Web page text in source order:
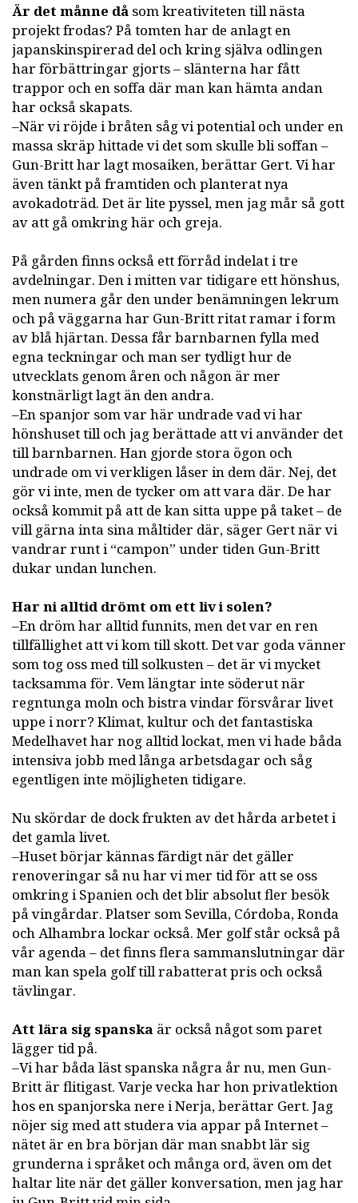
Är det månne då som kreativiteten till nästa
projekt frodas? På tomten har de anlagt en
japanskinspirerad del och kring själva odlingen
har förbättringar gjorts – slänterna har fått
trappor och en soffa där man kan hämta andan
har också skapats.
–När vi röjde i bråten såg vi potential och under en
massa skräp hittade vi det som skulle bli soffan –
Gun-Britt har lagt mosaiken, berättar Gert. Vi har
även tänkt på framtiden och planterat nya
avokadoträd. Det är lite pyssel, men jag mår så gott
av att gå omkring här och greja.
På gården finns också ett förråd indelat i tre
avdelningar. Den i mitten var tidigare ett hönshus,
men numera går den under benämningen lekrum
och på väggarna har Gun-Britt ritat ramar i form
av blå hjärtan. Dessa får barnbarnen fylla med
egna teckningar och man ser tydligt hur de
utvecklats genom åren och någon är mer
konstnärligt lagt än den andra.
–En spanjor som var här undrade vad vi har
hönshuset till och jag berättade att vi använder det
till barnbarnen. Han gjorde stora ögon och
undrade om vi verkligen låser in dem där. Nej, det
gör vi inte, men de tycker om att vara där. De har
också kommit på att de kan sitta uppe på taket – de
vill gärna inta sina måltider där, säger Gert när vi
vandrar runt i “campon” under tiden Gun-Britt
dukar undan lunchen.
Har ni alltid drömt om ett liv i solen?
–En dröm har alltid funnits, men det var en ren
tillfällighet att vi kom till skott. Det var goda vänner
som tog oss med till solkusten – det är vi mycket
tacksamma för. Vem längtar inte söderut när
regntunga moln och bistra vindar försvårar livet
uppe i norr? Klimat, kultur och det fantastiska
Medelhavet har nog alltid lockat, men vi hade båda
intensiva jobb med långa arbetsdagar och såg
egentligen inte möjligheten tidigare.
Nu skördar de dock frukten av det hårda arbetet i
det gamla livet.
–Huset börjar kännas färdigt när det gäller
renoveringar så nu har vi mer tid för att se oss
omkring i Spanien och det blir absolut fler besök
på vingårdar. Platser som Sevilla, Córdoba, Ronda
och Alhambra lockar också. Mer golf står också på
vår agenda – det finns flera sammanslutningar där
man kan spela golf till rabatterat pris och också
tävlingar.
Att lära sig spanska är också något som paret
lägger tid på.
–Vi har båda läst spanska några år nu, men Gun-
Britt är flitigast. Varje vecka har hon privatlektion
hos en spanjorska nere i Nerja, berättar Gert. Jag
nöjer sig med att studera via appar på Internet –
nätet är en bra början där man snabbt lär sig
grunderna i språket och många ord, även om det
haltar lite när det gäller konversation, men jag har